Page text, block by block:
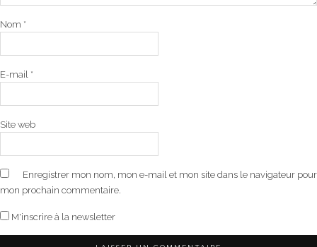
Nom *
E-mail *
Site web
Enregistrer mon nom, mon e-mail et mon site dans le navigateur pour
mon prochain commentaire.
M'inscrire à la newsletter